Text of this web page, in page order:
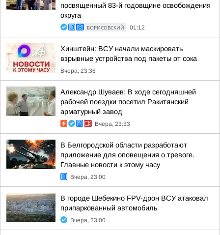
посвященный 83-й годовщине освобождения
округа
БОРИСОВСКИЙ 01:12
Хинштейн: ВСУ начали маскировать
взрывные устройства под пакеты от сока
Вчера, 23:36
Александр Шуваев: В ходе сегодняшней
рабочей поездки посетил Ракитянский
арматурный завод
Вчера, 23:33
В Белгородской области разработают
приложение для оповещения о тревоге.
Главные новости к этому часу
Вчера, 23:00
В городе Шебекино FPV-дрон ВСУ атаковал
припаркованный автомобиль
Вчера, 23:00